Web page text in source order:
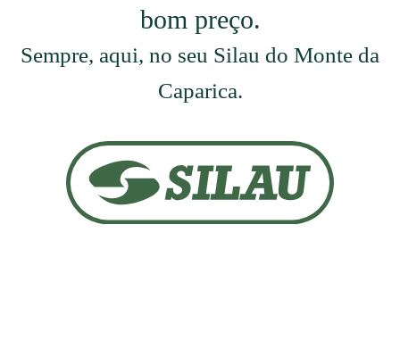
bom preço.
Sempre, aqui, no seu Silau do Monte da
Caparica.